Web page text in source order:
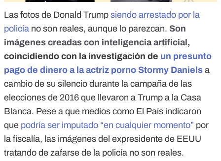
Las fotos de Donald Trump siendo arrestado por la
policía no son reales, aunque lo parezcan. Son
imágenes creadas con inteligencia artificial ,
coincidiendo con la investigación de un presunto
pago de dinero a la actriz porno Stormy Daniels a
cambio de su silencio durante la campaña de las
elecciones de 2016 que llevaron a Trump a la Casa
Blanca. Pese a que medios como El País indicaron
que podría ser imputado “en cualquier momento” por
la fiscalía, las imágenes del expresidente de EEUU
tratando de zafarse de la policía no son reales.